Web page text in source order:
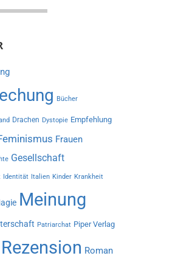
Bücher
Drachen Dystopie Empfehlung
Frauen
Gesellschaft
Identität Italien Kinder Krankheit
Meinung
Patriarchat Piper Verlag
Rezension Roman